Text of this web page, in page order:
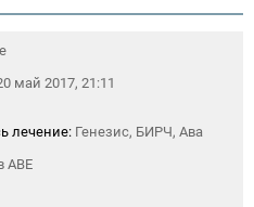
май 2017, 21:11
лечение: Генезис, БИРЧ, Ава
АВЕ